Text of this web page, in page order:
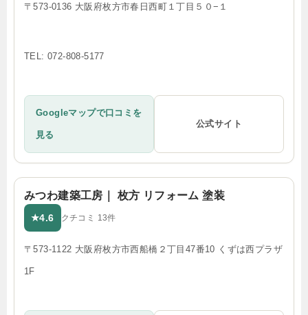
〒573-0136 大阪府枚方市春日西町１丁目５０−１
TEL: 072-808-5177
Googleマップで口コミを
見る
公式サイト
みつわ建築工房｜ 枚方 リフォーム 塗装
★4.6 クチコミ 13件
〒573-1122 大阪府枚方市西船橋２丁目47番10 くずは西プラザ
1F